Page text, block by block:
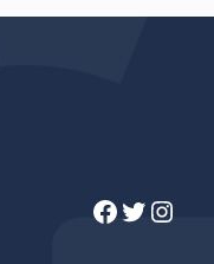
Facebook Twitter Instagram